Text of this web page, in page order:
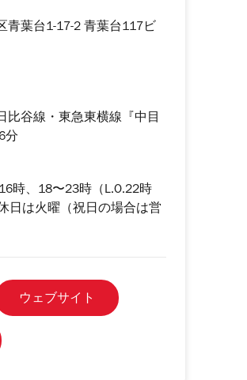
青葉台1-17-2 青葉台117ビ
比谷線・東急東横線『中目
分
時、18〜23時（L.O.22時
日は火曜（祝日の場合は営
ウェブサイト